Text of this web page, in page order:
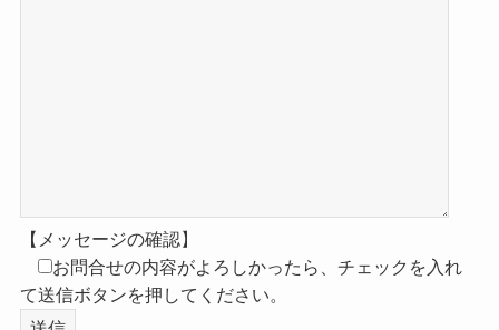
【メッセージの確認】
お問合せの内容がよろしかったら、チェックを入れ
て送信ボタンを押してください。